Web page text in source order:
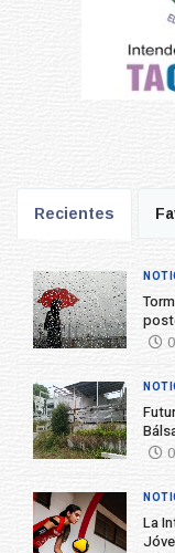
Recientes
La